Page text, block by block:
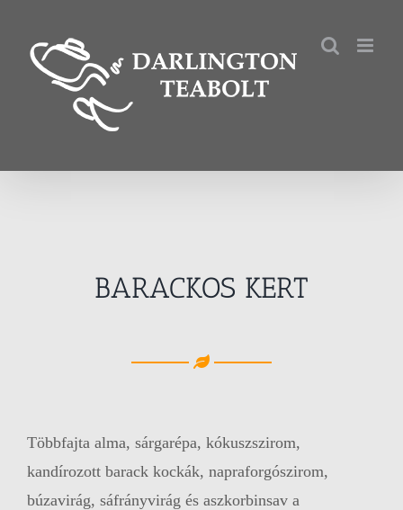
BARACKOS KERT
Többfajta alma, sárgarépa, kókuszszirom,
kandírozott barack kockák, napraforgószirom,
búzavirág, sáfrányvirág és aszkorbinsav a